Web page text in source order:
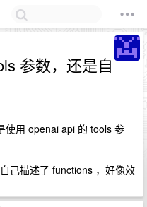
参数，还是自
使用 openai api 的 tools 参
己描述了 functions ，好像效